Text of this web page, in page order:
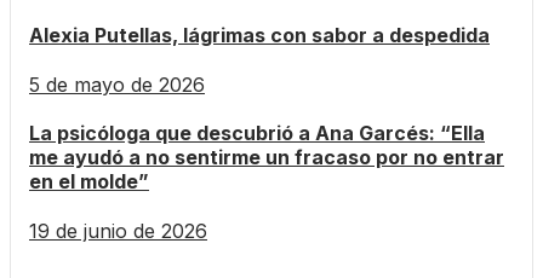
Alexia Putellas, lágrimas con sabor a despedida
5 de mayo de 2026
La psicóloga que descubrió a Ana Garcés: “Ella
me ayudó a no sentirme un fracaso por no entrar
en el molde”
19 de junio de 2026